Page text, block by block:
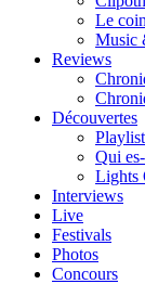
Le
Music
Reviews
Découvertes
Qui
Lights
Interviews
Live
Festivals
Photos
Concours